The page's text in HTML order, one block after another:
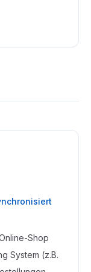
Shop
System (z.B.